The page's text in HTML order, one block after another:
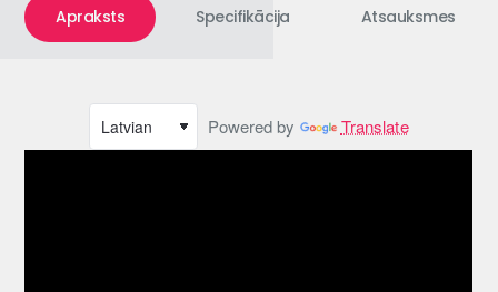
Apraksts Specifikācija Atsauksmes
Powered by Translate